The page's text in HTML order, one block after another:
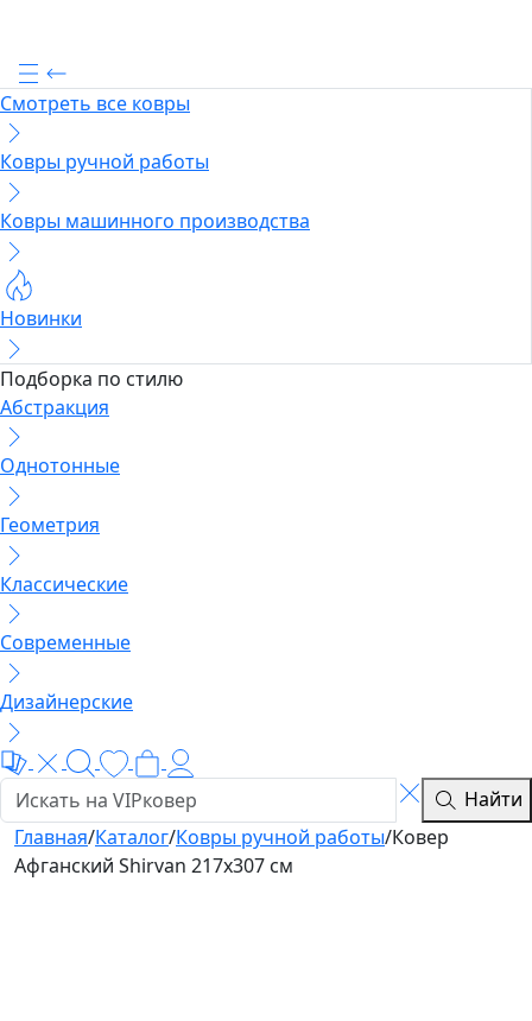
Смотреть все ковры
Ковры ручной работы
Ковры машинного производства
Новинки
Подборка по стилю
Абстракция
Однотонные
Геометрия
Классические
Современные
Дизайнерские
Найти
Главная/Каталог/Ковры ручной работы/Ковер
Афганский Shirvan 217x307 см